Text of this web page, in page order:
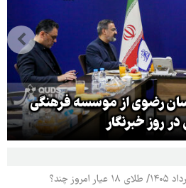
رضوی از موسسه فرهنگی
روز خبرنگار